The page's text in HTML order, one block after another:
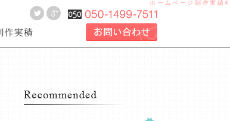
ホームページ制作実績4
り
作作業工程webサイト制作実績